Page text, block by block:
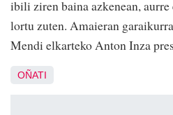
ibili ziren baina azkenean,
lortu zuten. Amaieran
Mendi elkarteko Anton Inza
OÑATI